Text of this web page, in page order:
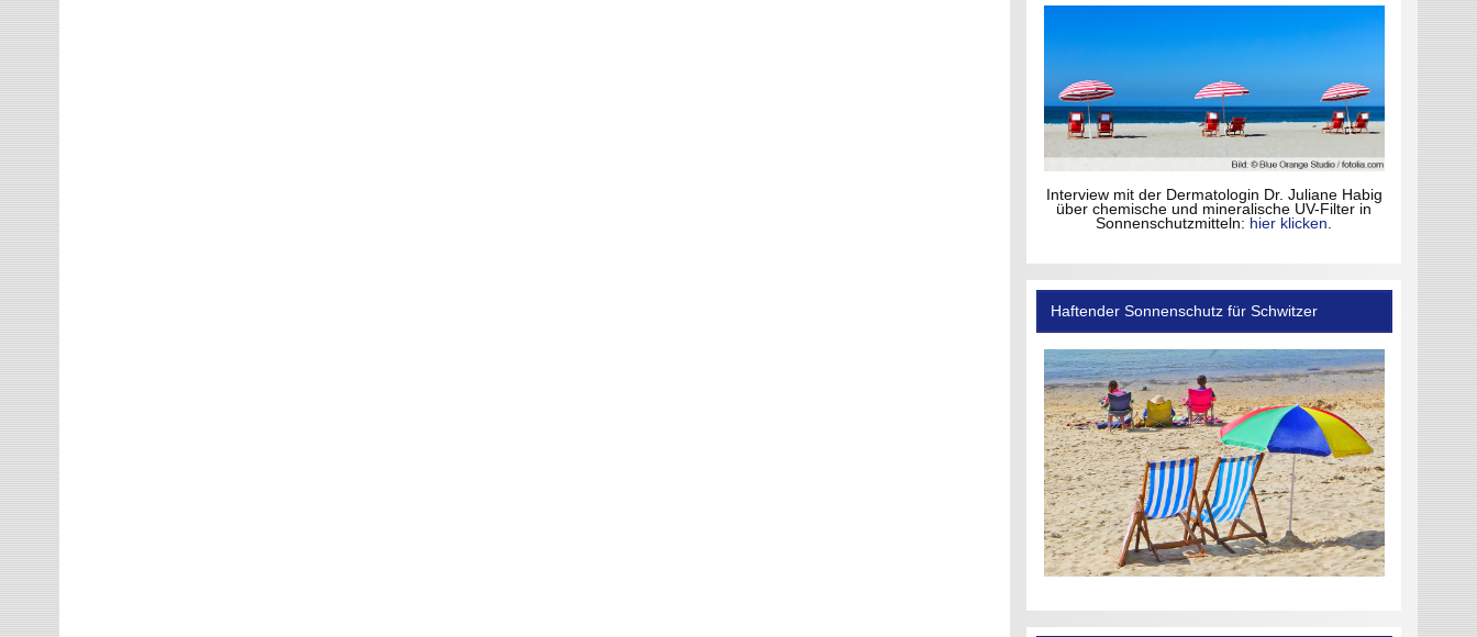
Interview mit der Dermatologin Dr. Juliane Habig
über chemische und mineralische UV-Filter in
Sonnenschutzmitteln: hier klicken
Haftender Sonnenschutz für Schwitzer